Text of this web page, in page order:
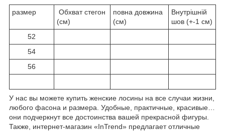
размер
Обхват стегон
(см)
повна довжина
(см)
Внутрішній
шов (+-1 см)
52
54
56
У нас вы можете купить женские лосины на все случаи жизни,
любого фасона и размера. Удобные, практичные, красивые…
они подчеркнут все достоинства вашей прекрасной фигуры.
Также, интернет-магазин «InTrend» предлагает отличные